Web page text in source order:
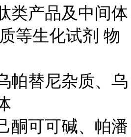
类产品及中间体
等生化试剂 物
帕替尼杂质、乌
酮可可碱、帕潘